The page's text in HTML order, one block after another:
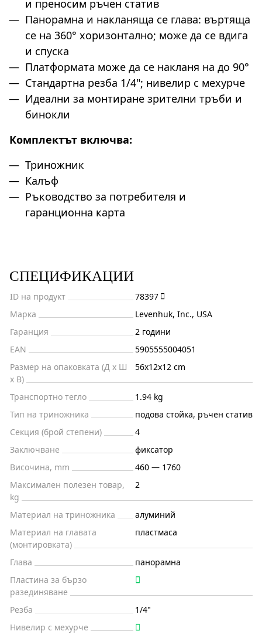
и преносим ръчен статив
Панорамна и накланяща се глава: въртяща
се на 360° хоризонтално; може да се вдига
и спуска
Платформата може да се накланя на до 90°
Стандартна резба 1/4"; нивелир с мехурче
Идеални за монтиране зрителни тръби и
бинокли
Комплектът включва:
Триножник
Калъф
Ръководство за потребителя и
гаранционна карта
СПЕЦИФИКАЦИИ
ID на продукт
78397
Марка
Levenhuk, Inc., USA
Гаранция
2 години
EAN
5905555004051
Размер на опаковката (Д x Ш
x В)
56x12x12 cm
Транспортно тегло
1.94 kg
Тип на триножника
подова стойка, ръчен статив
Секция (брой степени)
4
Заключване
фиксатор
Височина, mm
460 — 1760
Максимален полезен товар,
kg
2
Материал на триножника
алуминий
Материал на главата
(монтировката)
пластмаса
Глава
панорамна
Пластина за бързо
разединяване
Резба
1/4"
Нивелир с мехурче